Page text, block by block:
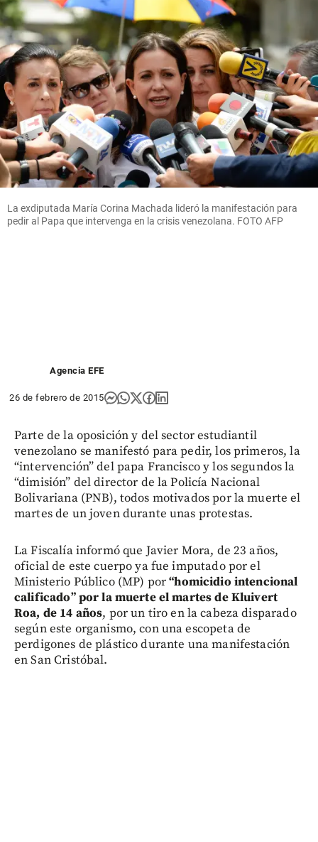
La exdiputada María Corina Machada lideró la manifestación para
pedir al Papa que intervenga en la crisis venezolana. FOTO AFP
Agencia EFE
26 de febrero de 2015
Parte de la oposición y del sector estudiantil
venezolano se manifestó para pedir, los primeros, la
“intervención” del papa Francisco y los segundos la
“dimisión” del director de la Policía Nacional
Bolivariana (PNB), todos motivados por la muerte el
martes de un joven durante unas protestas.
La Fiscalía informó que Javier Mora, de 23 años,
oficial de este cuerpo ya fue imputado por el
Ministerio Público (MP) por“homicidio intencional
calificado” por la muerte el martes de Kluivert
Roa, de 14 años, por un tiro en la cabeza disparado
según este organismo, con una escopeta de
perdigones de plástico durante una manifestación
en San Cristóbal.